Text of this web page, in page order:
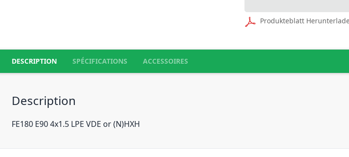
Produkteblatt
DESCRIPTION SPÉCIFICATIONS ACCESSOIRES
Description
FE180 E90 4x1.5 LPE VDE or (N)HXH